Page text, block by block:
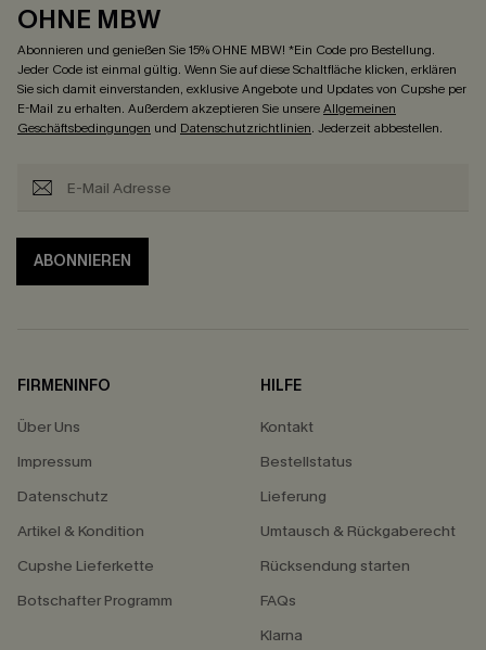
OHNE MBW
Abonnieren und genießen Sie 15% OHNE MBW! *Ein Code pro Bestellung.
Jeder Code ist einmal gültig. Wenn Sie auf diese Schaltfläche klicken, erklären
Sie sich damit einverstanden, exklusive Angebote und Updates von Cupshe per
E-Mail zu erhalten. Außerdem akzeptieren Sie unsereAllgemeinen
Geschäftsbedingungen und Datenschutzrichtlinien. Jederzeit abbestellen.
ABONNIEREN
FIRMENINFO
Über Uns
Impressum
Datenschutz
Artikel & Kondition
Cupshe Lieferkette
Botschafter Programm
HILFE
Kontakt
Bestellstatus
Lieferung
Umtausch & Rückgaberecht
Rücksendung starten
FAQs
Klarna